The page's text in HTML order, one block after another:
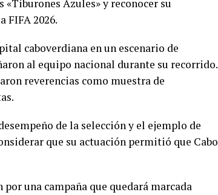
Azules» y reconocer su
FIFA 2026.
caboverdiana en un escenario de
al equipo nacional durante su recorrido.
reverencias como muestra de
de la selección y el ejemplo de
que su actuación permitió que Cabo
una campaña que quedará marcada